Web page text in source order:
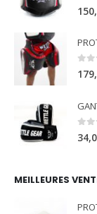
0
0
MEILLEURES